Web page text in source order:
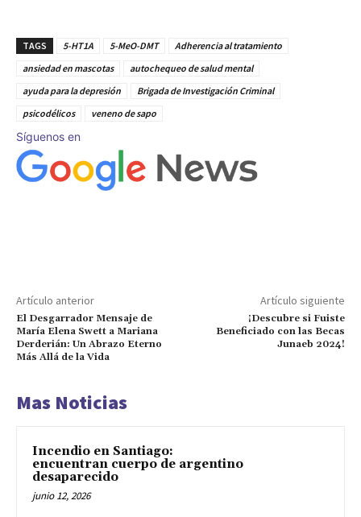
TAGS 5-HT1A 5-MeO-DMT
Adherencia al tratamiento
ansiedad en mascotas
autochequeo de salud mental
ayuda para la depresión
Brigada de Investigación Criminal
psicodélicos
veneno de sapo
Síguenos en
Artículo anterior
El Desgarrador Mensaje de
María Elena Swett a Mariana
Derderián: Un Abrazo Eterno
Más Allá de la Vida
Artículo siguiente
¡Descubre si Fuiste
Beneficiado con las Becas
Junaeb 2024!
Mas Noticias
Incendio en Santiago:
encuentran cuerpo de argentino
desaparecido
junio 12, 2026